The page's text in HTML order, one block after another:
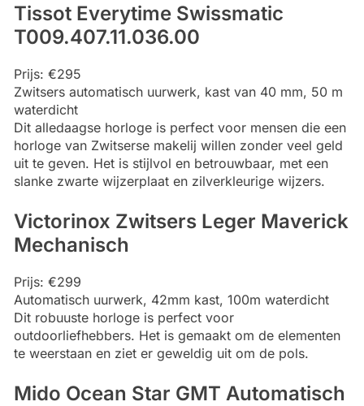
Tissot Everytime Swissmatic
T009.407.11.036.00
Prijs: €295
Zwitsers automatisch uurwerk, kast van 40 mm, 50 m
waterdicht
Dit alledaagse horloge is perfect voor mensen die een
horloge van Zwitserse makelij willen zonder veel geld
uit te geven. Het is stijlvol en betrouwbaar, met een
slanke zwarte wijzerplaat en zilverkleurige wijzers.
Victorinox Zwitsers Leger Maverick
Mechanisch
Prijs: €299
Automatisch uurwerk, 42mm kast, 100m waterdicht
Dit robuuste horloge is perfect voor
outdoorliefhebbers. Het is gemaakt om de elementen
te weerstaan en ziet er geweldig uit om de pols.
Mido Ocean Star GMT Automatisch